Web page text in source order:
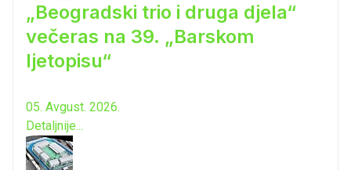
„Beogradski trio i druga djela“
večeras na 39. „Barskom
ljetopisu“
05. Avgust. 2026.
Detaljnije...